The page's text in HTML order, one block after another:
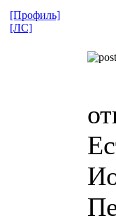
[Профиль]
[ЛС]